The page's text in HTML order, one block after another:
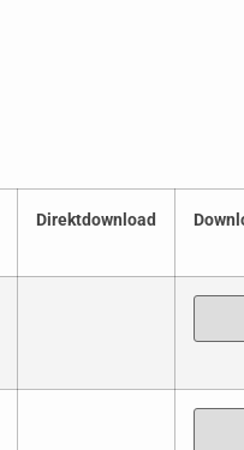
Direktdownload